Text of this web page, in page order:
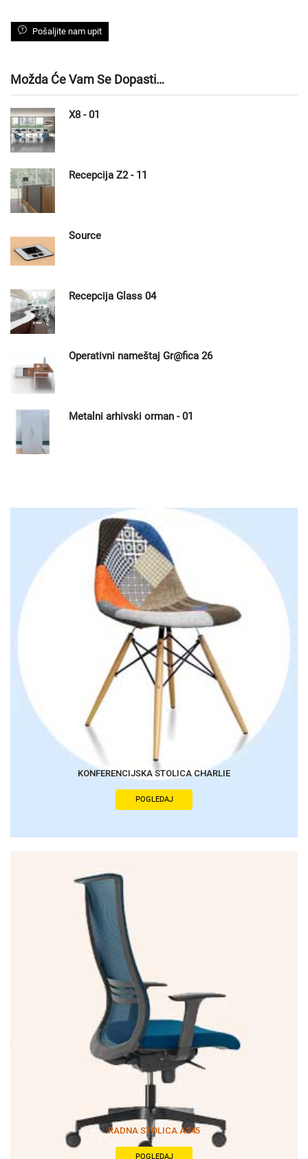
Pošaljite nam upit
Možda Će Vam Se Dopasti…
X8 - 01
Recepcija Z2 - 11
Source
Recepcija Glass 04
Operativni nameštaj Gr@fica 26
Metalni arhivski orman - 01
KONFERENCIJSKA STOLICA CHARLIE
POGLEDAJ
RADNA STOLICA A245
POGLEDAJ